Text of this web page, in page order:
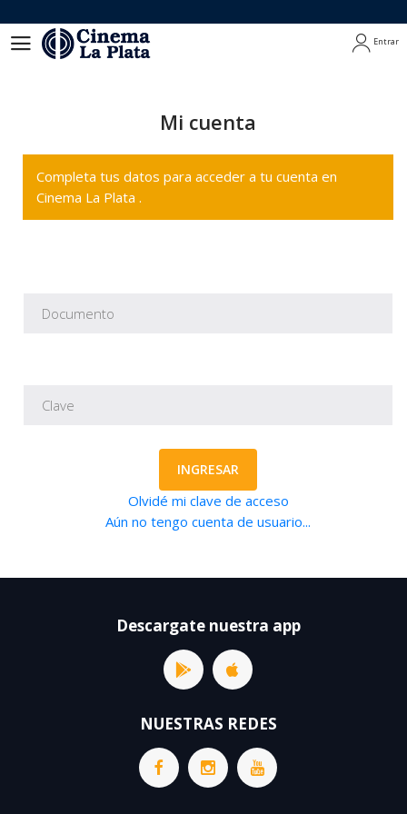
Entrar
Mi cuenta
Completa tus datos para acceder a tu cuenta en
Cinema La Plata .
INGRESAR
Olvidé mi clave de acceso
Aún no tengo cuenta de usuario...
Descargate nuestra app
NUESTRAS REDES